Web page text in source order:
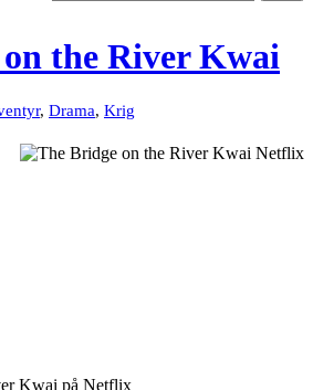
the River Kwai
, Drama, Krig